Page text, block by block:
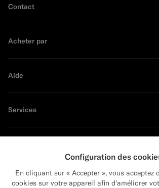
Contact
Acheter par
Aide
Services
Configuration des
En cliquant sur « Accepter », vous acceptez
cookies sur votre appareil afin d'améliorer